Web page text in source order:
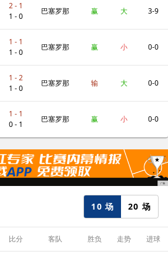
2 - 1
1 - 0
巴塞罗那 赢 大 3-9
1 - 1
1 - 0
巴塞罗那 赢 小 0-0
1 - 2
1 - 0
巴塞罗那 输 大 0-0
1 - 1
0 - 1
巴塞罗那 赢 小 0-0
10 场 20 场
比分 客队 胜负 走势 进球